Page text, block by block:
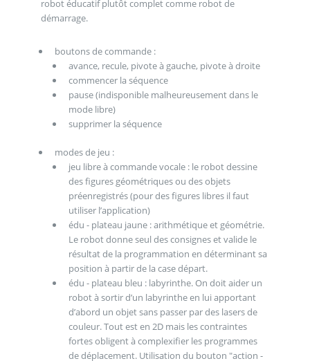
robot éducatif plutôt complet comme robot de
démarrage.
boutons de commande :
avance, recule, pivote à gauche, pivote à droite
commencer la séquence
pause (indisponible malheureusement dans le
mode libre)
supprimer la séquence
modes de jeu :
jeu libre à commande vocale : le robot dessine
des figures géométriques ou des objets
préenregistrés (pour des figures libres il faut
utiliser l’application)
édu - plateau jaune : arithmétique et géométrie.
Le robot donne seul des consignes et valide le
résultat de la programmation en déterminant sa
position à partir de la case départ.
édu - plateau bleu : labyrinthe. On doit aider un
robot à sortir d’un labyrinthe en lui apportant
d’abord un objet sans passer par des lasers de
couleur. Tout est en 2D mais les contraintes
fortes obligent à complexifier les programmes
de déplacement. Utilisation du bouton "action -